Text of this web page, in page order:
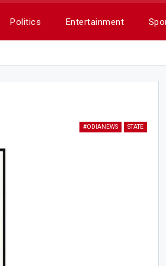
Politics Entertainment
#ODIANEWS STATE